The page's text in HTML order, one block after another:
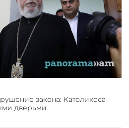
закона: Католикоса
дверьми